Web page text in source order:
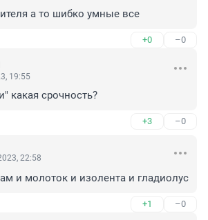
а то шибко умные все
+0 –0
19:55
какая срочность?
+3 –0
22:58
и молоток и изолента и гладиолус
+1 –0